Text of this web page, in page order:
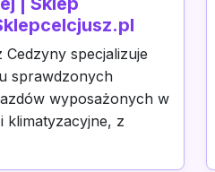
specjalizuje
sprawdzonych
wyposażonych w
klimatyzacyjne, z